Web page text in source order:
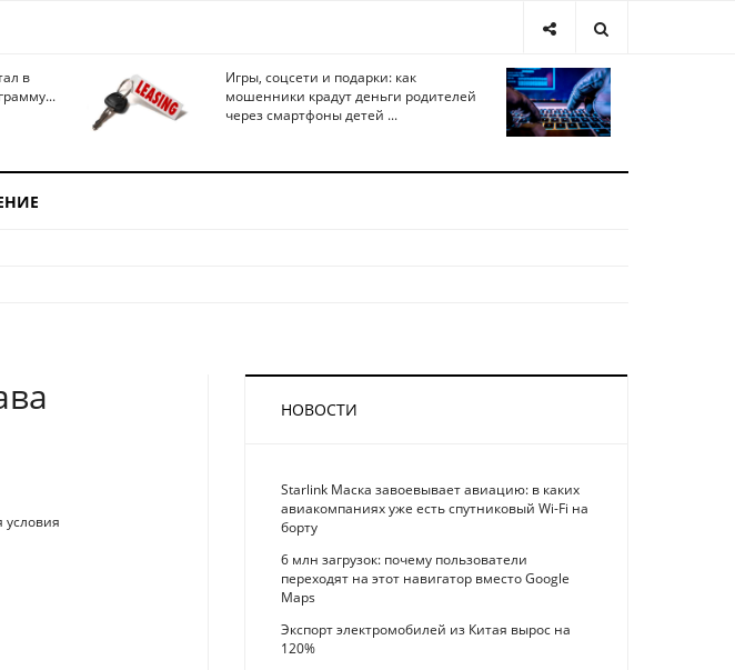
в
Игры, соцсети и подарки: как
мошенники крадут деньги родителей
через смартфоны детей ...
условия
НОВОСТИ
Starlink Маска завоевывает авиацию: в каких
авиакомпаниях уже есть спутниковый Wi-Fi на
борту
6 млн загрузок: почему пользователи
переходят на этот навигатор вместо Google
Maps
Экспорт электромобилей из Китая вырос на
120%